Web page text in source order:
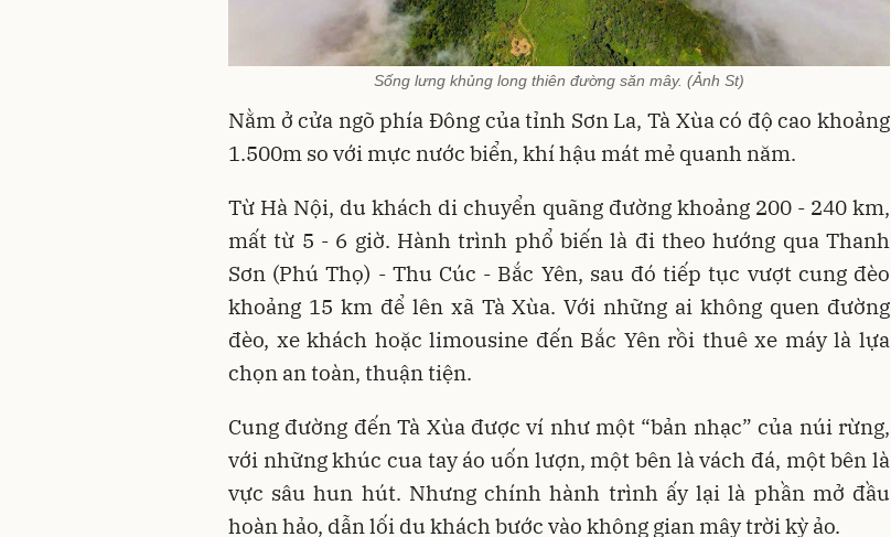
Sống lưng khủng long thiên đường săn mây. (Ảnh St)
Nằm ở cửa ngõ phía Đông của tỉnh Sơn La, Tà Xùa có độ cao khoảng
1.500m so với mực nước biển, khí hậu mát mẻ quanh năm.
Từ Hà Nội, du khách di chuyển quãng đường khoảng 200 - 240 km,
mất từ 5 - 6 giờ. Hành trình phổ biến là đi theo hướng qua Thanh
Sơn (Phú Thọ) - Thu Cúc - Bắc Yên, sau đó tiếp tục vượt cung đèo
khoảng 15 km để lên xã Tà Xùa. Với những ai không quen đường
đèo, xe khách hoặc limousine đến Bắc Yên rồi thuê xe máy là lựa
chọn an toàn, thuận tiện.
Cung đường đến Tà Xùa được ví như một “bản nhạc” của núi rừng,
với những khúc cua tay áo uốn lượn, một bên là vách đá, một bên là
vực sâu hun hút. Nhưng chính hành trình ấy lại là phần mở đầu
hoàn hảo, dẫn lối du khách bước vào không gian mây trời kỳ ảo.